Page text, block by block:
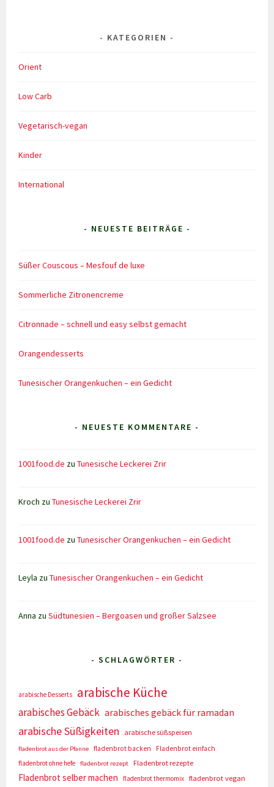
KATEGORIEN
Orient
Low Carb
Vegetarisch-vegan
Kinder
International
- NEUESTE BEITRÄGE -
Süßer Couscous – Mesfouf de luxe
Sommerliche Zitronencreme
Citronnade – schnell und easy selbst gemacht
Orangendesserts
Tunesischer Orangenkuchen – ein Gedicht
- NEUESTE KOMMENTARE -
1001food.de zuTunesische Leckerei Zrir
Kroch zuTunesische Leckerei Zrir
1001food.de zuTunesischer Orangenkuchen – ein Gedicht
Leyla zuTunesischer Orangenkuchen – ein Gedicht
Anna zuSüdtunesien – Bergoasen und großer Salzsee
- SCHLAGWÖRTER -
arabische Desserts arabische Küche
arabisches Gebäck arabisches gebäck für ramadan
arabische Süßigkeiten arabische süßspeisen
fladenbrot aus der Pfanne fladenbrot backen
Fladenbrot einfach
fladenbrot ohne hefe
fladenbrot rezept Fladenbrot rezepte
Fladenbrot selber machen fladenbrot thermomix fladenbrot vegan